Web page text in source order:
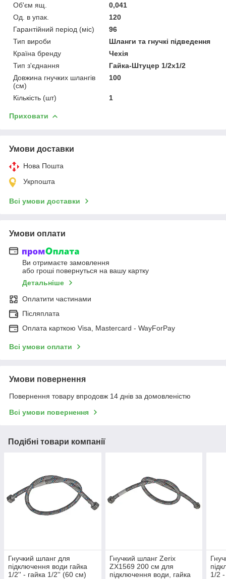
Об'єм ящ.
0,041
Од. в упак.
120
Гарантійний період (міс)
96
Тип вироби
Шланги та гнучкі підведення
Країна бренду
Чехія
Тип з'єднання
Гайка-Штуцер 1/2x1/2
Довжина гнучких шлангів
(см)
100
Кількість (шт) 1
Приховати
Умови доставки
Нова Пошта
Укрпошта
Всі умови доставки
Умови оплати
Ви отримаєте замовлення
або гроші повернуться на вашу картку
Детальніше
Оплатити частинами
Післяплата
Оплата карткою Visa, Mastercard - WayForPay
Всі умови оплати
Умови повернення
Повернення товару впродовж 14 днів за домовленістю
Всі умови повернення
Подібні товари компанії
Гнучкий шланг для
підключення води гайка
1/2'' - гайка 1/2'' (60 см)
Гнучкий шланг Zerix
ZX1569 200 см для
підключення води, гайка
1/2